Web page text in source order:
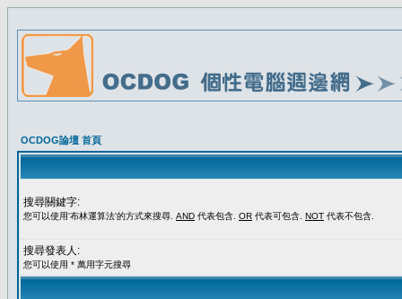
OCDOG論壇 首頁
搜尋關鍵字:
您可以使用'布林運算法'的方式來搜尋. AND 代表包含. OR 代表可包含. NOT 代表不包含.
搜尋發表人:
您可以使用 * 萬用字元搜尋